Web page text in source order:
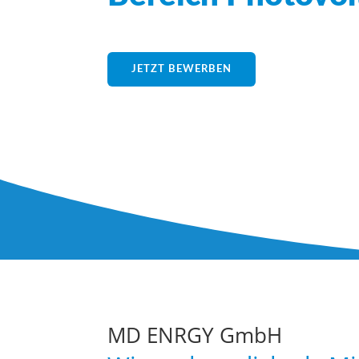
JETZT BEWERBEN
MD ENRGY GmbH